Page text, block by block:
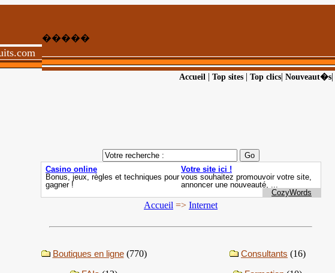
�����
Accueil | Top sites| Top clics| Nouveaut�s|
Accueil => Internet
Boutiques en ligne (770) Consultants (16)